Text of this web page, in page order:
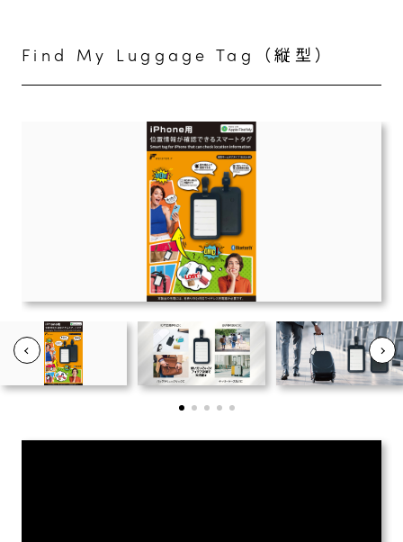
Find My Luggage Tag（縦型）